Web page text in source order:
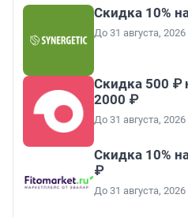
Скидка 10%
До 31 августа, 2026
Скидка 500 ₽
2000 ₽
До 31 августа, 2026
Скидка 10%
₽
До 31 августа, 2026